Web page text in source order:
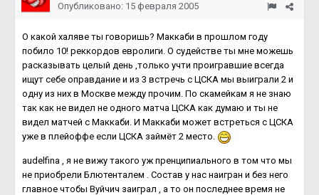
Опубликовано: 15 февраля 2005
О какой халяве ты говоришь? Маккаби в прошлом году
побило 10! реккордов евролиги. О судействе ты мне можешь
расказывать целый день ,только учти проигравшие всегда
ищут себе оправдание и из 3 встречь с ЦСКА мы выиграли 2 и
одну из них в Москве между прочим. По скамейкам я не знаю
так как не видел не одного матча ЦСКА как думаю и ты не
видел матчей с Маккаби. И Маккаби может встреться с ЦСКА
уже в плейоффе если ЦСКА займёт 2 место.
audelfina , я не вижу такого уж пренципиального в том что мы
не приобрели Блютенталем . Состав у нас наигран и без него
главное чтобы Вуйчич заиграл , а то он последнее время не